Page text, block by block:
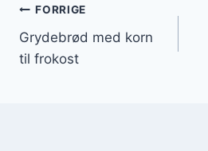
Indlægsnavigation
FORRIGE
Grydebrød med korn
til frokost